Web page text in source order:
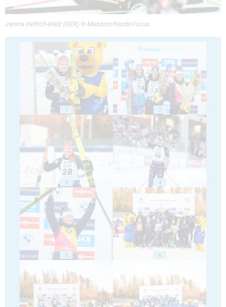
Janina Hettich-Walz (GER) © Manzoni/NordicFocus
1 2
3 4
5 6